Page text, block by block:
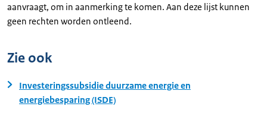
aanvraagt, om in aanmerking te komen. Aan deze lijst kunnen
geen rechten worden ontleend.
Zie ook
Investeringssubsidie duurzame energie en
energiebesparing (ISDE)